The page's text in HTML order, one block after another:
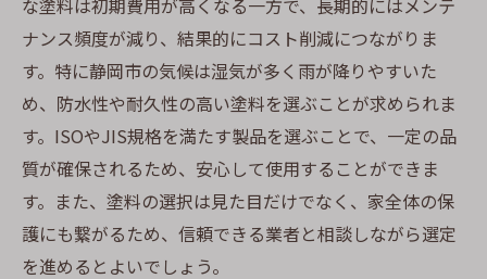
ト
施工過程で見逃せない品質管理の重要性
長期的視点で考えるメンテナンスの経済性
地域のレビューを活用した業者選びのヒン
ト
静岡市特有の気候に適した屋根塗装が価格と品
質を融合する要点
雨季を考慮した施工スケジュールの組み方
な塗料は初期費用が高くなる一方で、長期的にはメンテ
ナンス頻度が減り、結果的にコスト削減につながりま
す。特に静岡市の気候は湿気が多く雨が降りやすいた
め、防水性や耐久性の高い塗料を選ぶことが求められま
す。ISOやJIS規格を満たす製品を選ぶことで、一定の品
質が確保されるため、安心して使用することができま
す。また、塗料の選択は見た目だけでなく、家全体の保
護にも繋がるため、信頼できる業者と相談しながら選定
を進めるとよいでしょう。